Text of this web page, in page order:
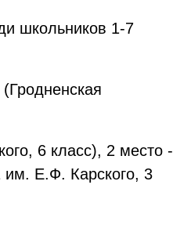
школьников 1-7
6 класс), 2 место -
Е.Ф. Карского, 3